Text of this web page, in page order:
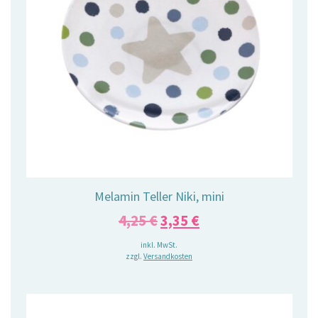
Melamin Teller Niki, mini
4,25€Ursprünglicher
Preis
war:
3,35 €Aktueller
inkl. MwSt.
zzgl. Versandkosten